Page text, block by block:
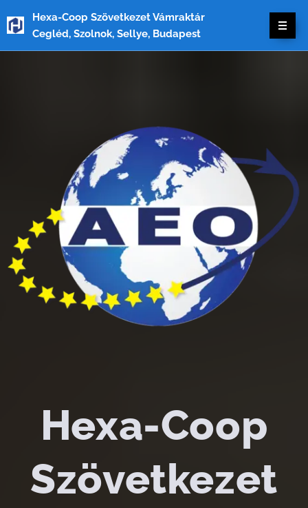
Hexa-Coop Szövetkezet Vámraktár
Cegléd, Szolnok, Sellye, Budapest
Hexa-Coop
Szövetkezet